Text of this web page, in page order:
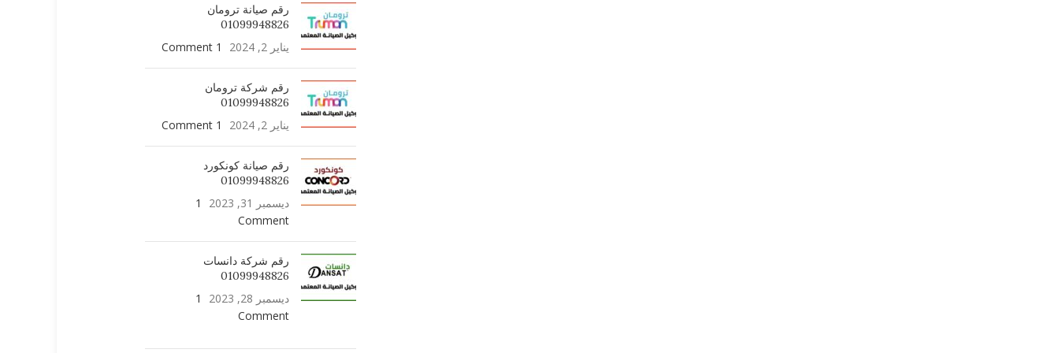
رقم صيانة ترومان
01099948826
يناير 2, 2024 1 Comment
رقم شركة ترومان
01099948826
يناير 2, 2024 1 Comment
رقم صيانة كونكورد
01099948826
ديسمبر 31, 2023
1
Comment
رقم شركة دانسات
01099948826
ديسمبر 28, 2023
1
Comment